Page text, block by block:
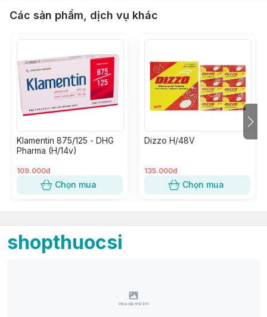
Các sản phẩm, dịch vụ khác
Klamentin 875/125 - DHG
Pharma (H/14v)
109.000đ
Chọn mua
Dizzo H/48V
135.000đ
Chọn mua
shopthuocsi